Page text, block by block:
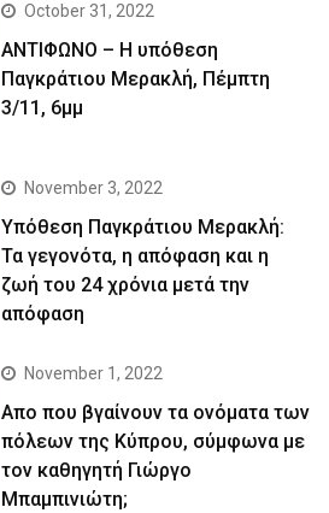
October 31, 2022
ΑΝΤΙΦΩΝΟ – Η υπόθεση
Παγκράτιου Μερακλή, Πέμπτη
3/11, 6μμ
November 3, 2022
Yπόθεση Παγκράτιου Μερακλή:
Τα γεγονότα, η απόφαση και η
ζωή του 24 χρόνια μετά την
απόφαση
November 1, 2022
Απο που βγαίνουν τα ονόματα των
πόλεων της Κύπρου, σύμφωνα με
τον καθηγητή Γιώργο
Μπαμπινιώτη;